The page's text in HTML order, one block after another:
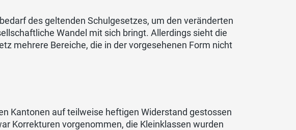
des geltenden Schulgesetzes, um den veränderten
Wandel mit sich bringt. Allerdings sieht die
mehrere Bereiche, die in der vorgesehenen Form nicht
Kantonen auf teilweise heftigen Widerstand gestossen
Korrekturen vorgenommen, die Kleinklassen wurden